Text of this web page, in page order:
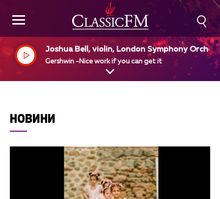
Joshua Bell, violin, London Symphony
a
Gershwin -Nice work if you can get it
НОВИНИ